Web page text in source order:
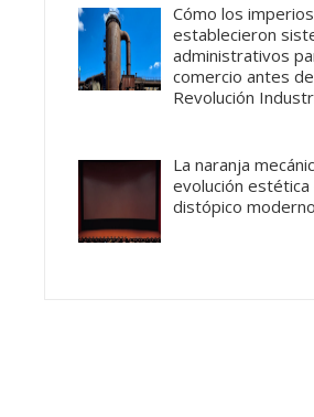
Cómo los
establecieron
administrativos
comercio antes
Revolución
La naranja
evolución estética
distópico moderno